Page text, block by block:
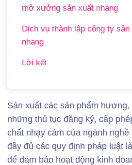
mở xưởng sản xuất nhang
Dịch vụ thành lập công ty
nhang
Lời kết
Sản xuất các sản phẩm hương,
những thủ tục đăng ký, cấp
chất nhạy cảm của ngành nghề
đầy đủ các quy định pháp luật
để đảm bảo hoạt động kinh